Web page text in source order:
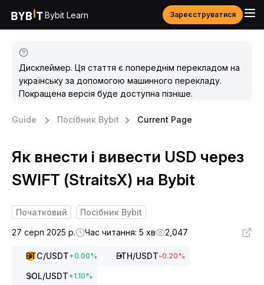
Bybit Learn Зареєструватися
Дисклеймер. Ця стаття є попереднім перекладом на
українську за допомогою машинного перекладу.
Покращена версія буде доступна пізніше.
Guide Посібник Bybit Current Page
Як внести і вивести USD через
SWIFT (StraitsX) на Bybit
Початковий
Посібник Bybit
27 серп 2025 р.
Час читання: 5 хв 2,047
BTC/USDT+0.00% ETH/USDT-0.20%
SOL/USDT+1.10%